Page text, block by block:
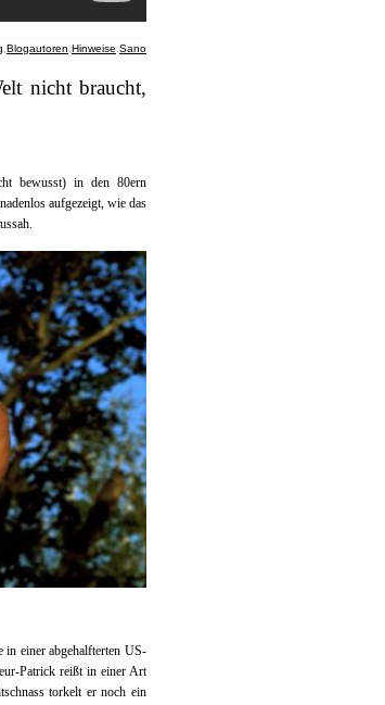
Blogautoren Hinweise Sano
nicht braucht,
bewusst) in den 80ern
aufgezeigt, wie das
einer abgehalfterten US-
Patrick reißt in einer Art
torkelt er noch ein